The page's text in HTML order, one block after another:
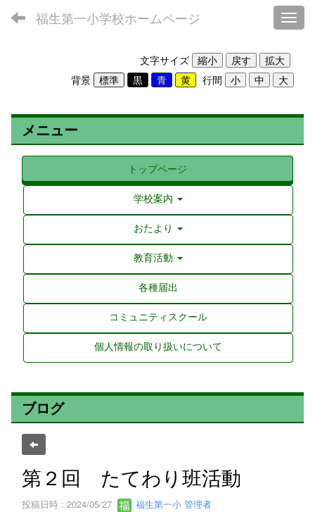
福生第一小学校ホームページ
文字サイズ
背景
行間
メニュー
トップページ
学校案内
おたより
教育活動
各種届出
コミュニティスクール
個人情報の取り扱いについて
ブログ
第２回 たてわり班活動
投稿日時 : 2024/05/27 福生第一小 管理者